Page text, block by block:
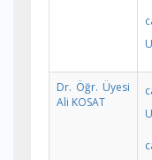
Dr. Öğr. Üyesi
Ali KOSAT